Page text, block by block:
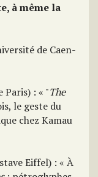
à même la
de Caen-
Paris) : « "The
le geste du
chez Kamau
Eiffel) : « À